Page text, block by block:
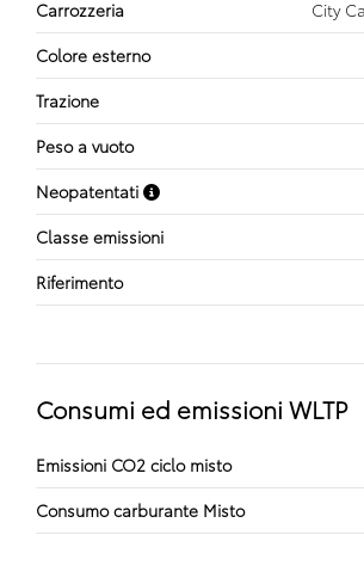
Carrozzeria
City
Colore esterno
Trazione
Peso a vuoto
Neopatentati
Classe emissioni
Riferimento
Consumi ed emissioni WLTP
Emissioni CO2 ciclo misto
Consumo carburante Misto